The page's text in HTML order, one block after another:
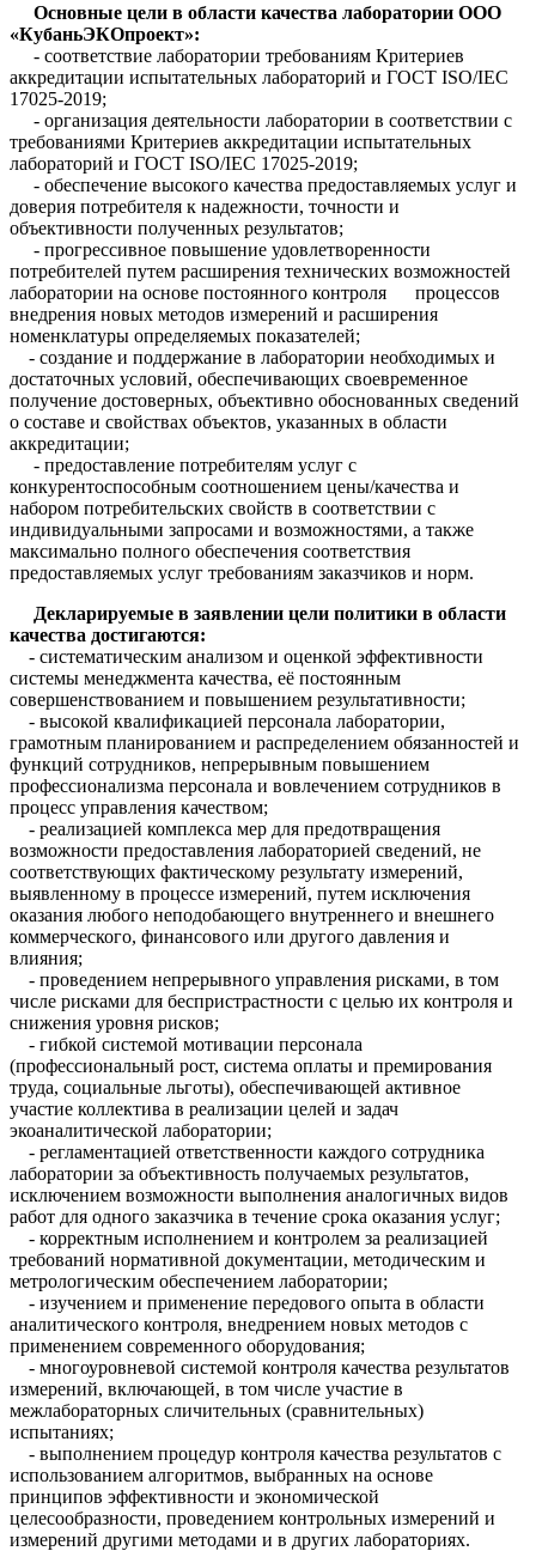
Основные цели в области качества лаборатории ООО
«КубаньЭКОпроект»:
- соответствие лаборатории требованиям Критериев
аккредитации испытательных лабораторий и ГОСТ ISO/IEC
17025-2019;
- организация деятельности лаборатории в соответствии с
требованиями Критериев аккредитации испытательных
лабораторий и ГОСТ ISO/IEC 17025-2019;
- обеспечение высокого качества предоставляемых услуг и
доверия потребителя к надежности, точности и
объективности полученных результатов;
- прогрессивное повышение удовлетворенности
потребителей путем расширения технических возможностей
лаборатории на основе постоянного контроля процессов
внедрения новых методов измерений и расширения
номенклатуры определяемых показателей;
- создание и поддержание в лаборатории необходимых и
достаточных условий, обеспечивающих своевременное
получение достоверных, объективно обоснованных сведений
о составе и свойствах объектов, указанных в области
аккредитации;
- предоставление потребителям услуг с
конкурентоспособным соотношением цены/качества и
набором потребительских свойств в соответствии с
индивидуальными запросами и возможностями, а также
максимально полного обеспечения соответствия
предоставляемых услуг требованиям заказчиков и норм.
Декларируемые в заявлении цели политики в области
качества достигаются:
- систематическим анализом и оценкой эффективности
системы менеджмента качества, её постоянным
совершенствованием и повышением результативности;
- высокой квалификацией персонала лаборатории,
грамотным планированием и распределением обязанностей и
функций сотрудников, непрерывным повышением
профессионализма персонала и вовлечением сотрудников в
процесс управления качеством;
- реализацией комплекса мер для предотвращения
возможности предоставления лабораторией сведений, не
соответствующих фактическому результату измерений,
выявленному в процессе измерений, путем исключения
оказания любого неподобающего внутреннего и внешнего
коммерческого, финансового или другого давления и
влияния;
- проведением непрерывного управления рисками, в том
числе рисками для беспристрастности с целью их контроля и
снижения уровня рисков;
- гибкой системой мотивации персонала
(профессиональный рост, система оплаты и премирования
труда, социальные льготы), обеспечивающей активное
участие коллектива в реализации целей и задач
экоаналитической лаборатории;
- регламентацией ответственности каждого сотрудника
лаборатории за объективность получаемых результатов,
исключением возможности выполнения аналогичных видов
работ для одного заказчика в течение срока оказания услуг;
- корректным исполнением и контролем за реализацией
требований нормативной документации, методическим и
метрологическим обеспечением лаборатории;
- изучением и применение передового опыта в области
аналитического контроля, внедрением новых методов с
применением современного оборудования;
- многоуровневой системой контроля качества результатов
измерений, включающей, в том числе участие в
межлабораторных сличительных (сравнительных)
испытаниях;
- выполнением процедур контроля качества результатов с
использованием алгоритмов, выбранных на основе
принципов эффективности и экономической
целесообразности, проведением контрольных измерений и
измерений другими методами и в других лабораториях.